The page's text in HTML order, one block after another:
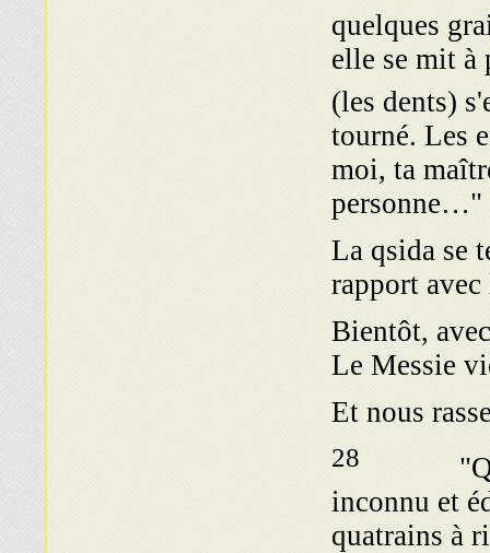
quelques
elle se mit à
(les dents)
tourné. Les
moi, ta
personne…"
La qsida se
rapport
Bientôt,
Le Messie
Et nous
28
inconnu et
quatrains à